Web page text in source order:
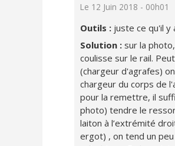
Le 12 Juin 2018 - 00h01
Outils : juste ce qu'il y
Solution : sur la
coulisse sur le rail.
(chargeur d'agrafes)
chargeur du corps de
pour la remettre, il
photo) tendre le
laiton à l’extrémité
ergot) , on tend un